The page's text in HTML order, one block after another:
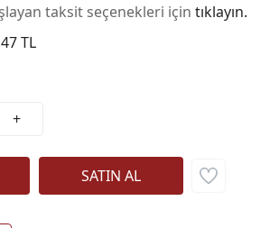
taksit seçenekleri için tıklayın.
TL
+